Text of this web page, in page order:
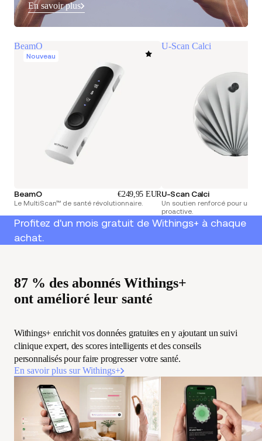
En savoir plus
BeamO
Nouveau
BeamO €249,95 EUR
Le MultiScan™ de santé révolutionnaire.
U-Scan Calci
U-Scan Calci
Un soutien renforcé pour une
proactive.
Profitez d'un mois gratuit de Withings+ à chaque
achat.
87 % des abonnés Withings+
ont amélioré leur santé
Withings+ enrichit vos données gratuites en y ajoutant un suivi
clinique expert, des scores intelligents et des conseils
personnalisés pour faire progresser votre santé.
En savoir plus sur Withings+